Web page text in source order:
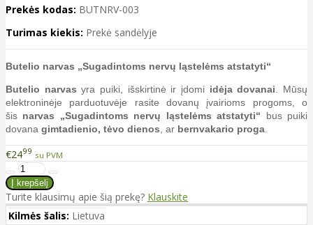
Prekės kodas: BUTNRV-003
Turimas kiekis: Prekė sandėlyje
Butelio narvas „Sugadintoms nervų ląstelėms atstatyti“
Butelio narvas yra puiki, išskirtinė ir įdomi idėja dovanai . Mūsų
elektroninėje parduotuvėje rasite dovanų įvairioms progoms, o
šis narvas „Sugadintoms nervų ląstelėms atstatyti“ bus puiki
dovana gimtadienio, tėvo dienos , ar bernvakario proga
€2499 su PVM
Turite klausimų apie šią prekę? Klauskite
Kilmės šalis: Lietuva